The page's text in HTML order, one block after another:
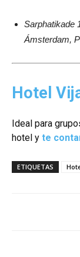
Sarphatikade
Ámsterdam,
Hotel
Ideal para
hotel y te
ETIQUETAS